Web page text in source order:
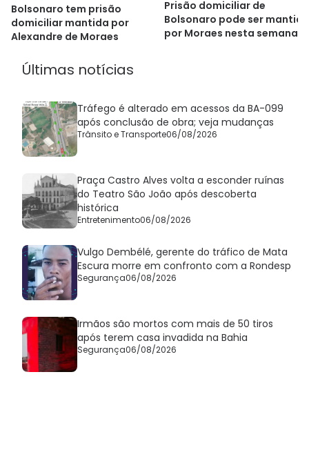
Bolsonaro tem prisão
domiciliar mantida por
Alexandre de Moraes
Prisão domiciliar de
Bolsonaro pode ser mantida
por Moraes nesta semana
Últimas notícias
Tráfego é alterado em acessos da BA-099
após conclusão de obra; veja mudanças
Trânsito e Transporte06/08/2026
Praça Castro Alves volta a esconder ruínas
do Teatro São João após descoberta
histórica
Entretenimento06/08/2026
Vulgo Dembélé, gerente do tráfico de Mata
Escura morre em confronto com a Rondesp
Segurança06/08/2026
Irmãos são mortos com mais de 50 tiros
após terem casa invadida na Bahia
Segurança06/08/2026